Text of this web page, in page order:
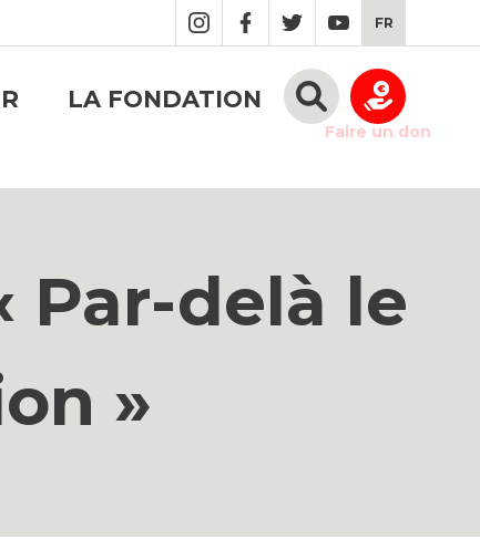
FR
LA FONDATION
Faire un don
Par-delà le
»